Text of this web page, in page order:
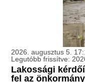
2026. augusztus 5.
Legutóbb frissítve:
Lakossági
fel az